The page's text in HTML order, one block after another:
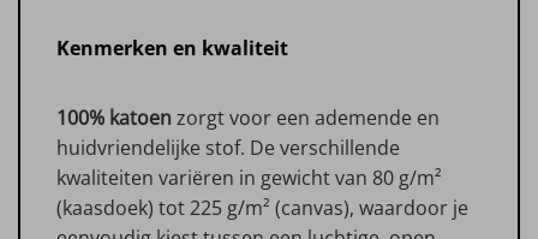
Kenmerken en kwaliteit
100% katoenzorgt voor een ademende en
huidvriendelijke stof. De verschillende
kwaliteiten variëren in gewicht van 80 g/m²
(kaasdoek) tot 225 g/m² (canvas), waardoor je